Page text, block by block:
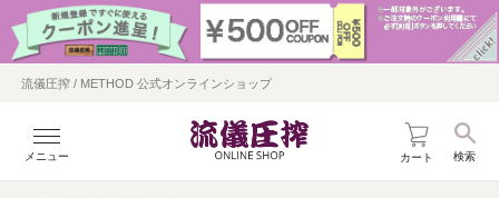
流儀圧搾 / METHOD 公式オンラインショップ
メニュー カート 検索